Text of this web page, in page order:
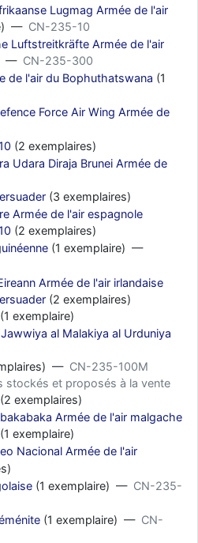
Lugmag Armée de l'air
— CN-235-10
Luftstreitkräfte Armée de l'air
— CN-235-300
de l'air du Bophuthatswana (1
Force Air Wing Armée de
(2 exemplaires)
Udara Diraja Brunei Armée de
(3 exemplaires)
Armée de l'air espagnole
(2 exemplaires)
(1 exemplaire) —
Armée de l'air irlandaise
(2 exemplaires)
(1 exemplaire)
al Malakiya al Urduniya
— CN-235-100M
stockés et proposés à la vente
(2 exemplaires)
Armée de l'air malgache
(1 exemplaire)
Nacional Armée de l'air
(1 exemplaire) — CN-235-
(1 exemplaire) — CN-